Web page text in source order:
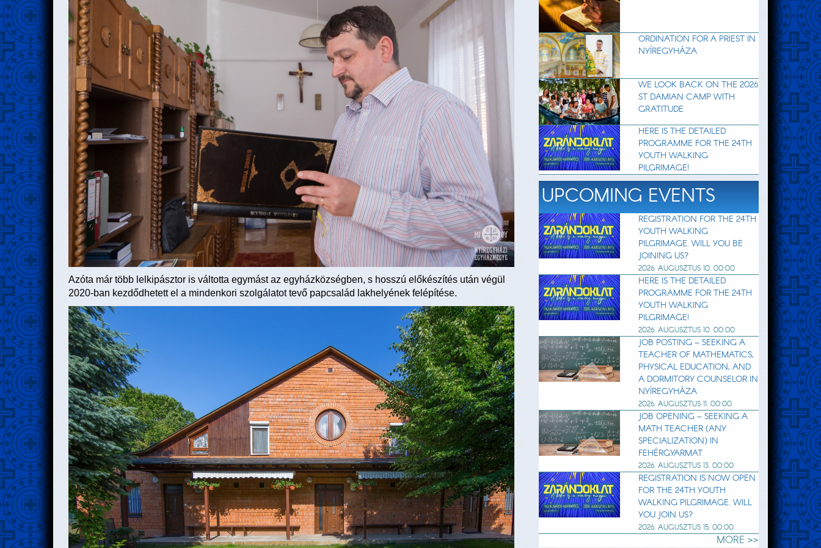
Azóta már több lelkipásztor is váltotta egymást az egyházközségben, s hosszú előkészítés után végül
2020-ban kezdődhetett el a mindenkori szolgálatot tevő papcsalád lakhelyének felépítése.
ORDINATION FOR A PRIEST IN
NYÍREGYHÁZA
WE LOOK BACK ON THE 2026
ST DAMIAN CAMP WITH
GRATITUDE
HERE IS THE DETAILED
PROGRAMME FOR THE 24TH
YOUTH WALKING
PILGRIMAGE!
UPCOMING EVENTS
REGISTRATION FOR THE 24TH
YOUTH WALKING
PILGRIMAGE. WILL YOU BE
JOINING US?
2026. AUGUSZTUS 10. 00:00
HERE IS THE DETAILED
PROGRAMME FOR THE 24TH
YOUTH WALKING
PILGRIMAGE!
2026. AUGUSZTUS 10. 00:00
JOB POSTING – SEEKING A
TEACHER OF MATHEMATICS,
PHYSICAL EDUCATION, AND
A DORMITORY COUNSELOR IN
NYÍREGYHÁZA
2026. AUGUSZTUS 11. 00:00
JOB OPENING – SEEKING A
MATH TEACHER (ANY
SPECIALIZATION) IN
FEHÉRGYARMAT
2026. AUGUSZTUS 13. 00:00
REGISTRATION IS NOW OPEN
FOR THE 24TH YOUTH
WALKING PILGRIMAGE. WILL
YOU JOIN US?
2026. AUGUSZTUS 15. 00:00
MORE >>